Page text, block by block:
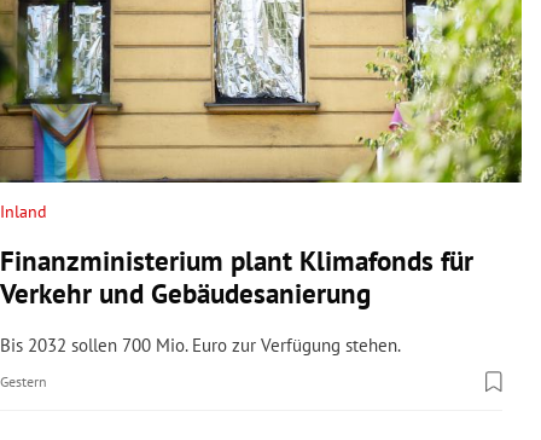
Inland
Finanzministerium plant Klimafonds für
Verkehr und Gebäudesanierung
Bis 2032 sollen 700 Mio. Euro zur Verfügung stehen.
Gestern